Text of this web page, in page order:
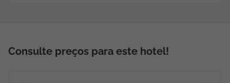
Consulte preços para este hotel!